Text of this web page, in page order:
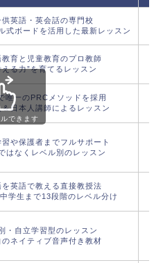
供英語・英会話の専門校
式ボードを活用した最新レッスン
教育と児童教育のプロ教師
える力”を育てるレッスン
唯一のPRCメソッドを採用
＆日本人講師によるレッスン
習や保護者までフルサポート
はなくレベル別のレッスン
を英語で教える直接教授法
学生まで13段階のレベル分け
・自立学習型のレッスン
のネイティブ音声付き教材
できます